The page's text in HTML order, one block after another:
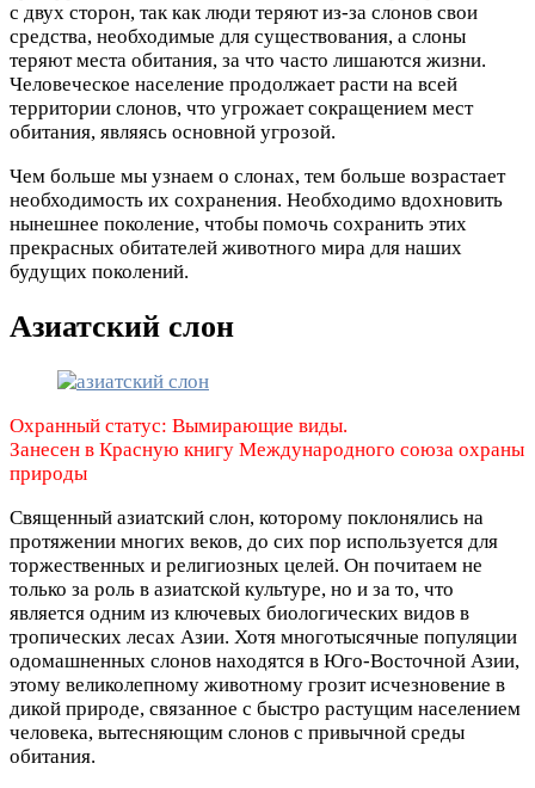
с двух сторон, так как люди теряют из-за слонов свои
средства, необходимые для существования, а слоны
теряют места обитания, за что часто лишаются жизни.
Человеческое население продолжает расти на всей
территории слонов, что угрожает сокращением мест
обитания, являясь основной угрозой.
Чем больше мы узнаем о слонах, тем больше возрастает
необходимость их сохранения. Необходимо вдохновить
нынешнее поколение, чтобы помочь сохранить этих
прекрасных обитателей животного мира для наших
будущих поколений.
Азиатский слон
Охранный статус: Вымирающие виды.
Занесен в Красную книгу Международного союза охраны
природы
Священный азиатский слон, которому поклонялись на
протяжении многих веков, до сих пор используется для
торжественных и религиозных целей. Он почитаем не
только за роль в азиатской культуре, но и за то, что
является одним из ключевых биологических видов в
тропических лесах Азии. Хотя многотысячные популяции
одомашненных слонов находятся в Юго-Восточной Азии,
этому великолепному животному грозит исчезновение в
дикой природе, связанное с быстро растущим населением
человека, вытесняющим слонов с привычной среды
обитания.